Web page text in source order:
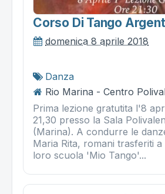
Corso Di Tango
domenica 8 aprile 2018
Danza
Rio Marina - Centro
Prima lezione gratutita l'8
21,30 presso la Sala
(Marina). A condurre le
Maria Rita, romani trasferiti a
loro scuola 'Mio Tango'...